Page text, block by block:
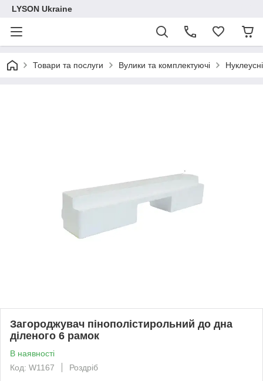
LYSON Ukraine
Товари та послуги Вулики та комплектуючі
Загороджувач пінополістирольний до дна
діленого 6 рамок
В наявності
Код: W1167
Роздріб